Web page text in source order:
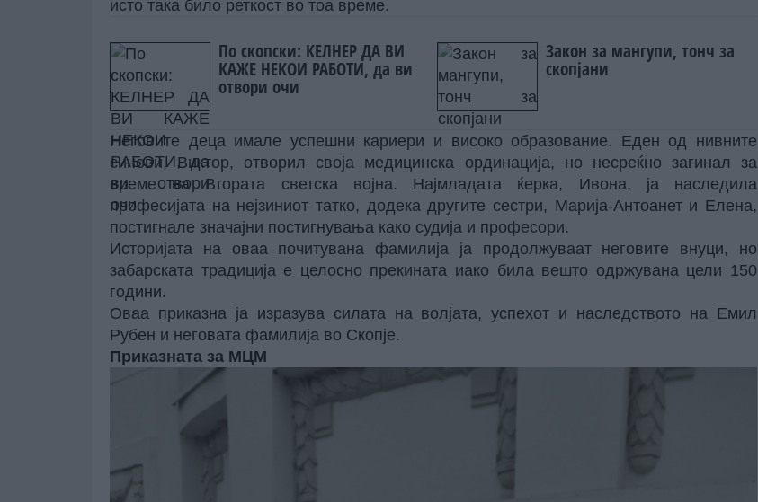
исто така било реткост во тоа време.
По скопски: КЕЛНЕР ДА ВИ
КАЖЕ НЕКОИ РАБОТИ, да ви
отвори очи
Закон за мангупи, тонч за
скопјани
Неговите деца имале успешни кариери и високо образование. Еден од нивните
синови, Виктор, отворил своја медицинска ординација, но несреќно загинал за
време на Втората светска војна. Најмладата ќерка, Ивона, ја наследила
професијата на нејзиниот татко, додека другите сестри, Марија-Антоанет и Елена,
постигнале значајни постигнувања како судија и професори.
Историјата на оваа почитувана фамилија ја продолжуваат неговите внуци, но
забарската традиција е целосно прекината иако била вешто одржувана цели 150
години.
Оваа приказна ја изразува силата на волјата, успехот и наследството на Емил
Рубен и неговата фамилија во Скопје.
Приказната за МЦМ